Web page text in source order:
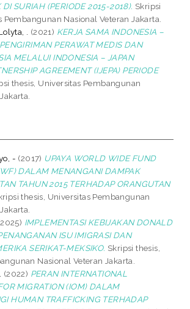
SURIAH (PERIODE 2015-2018). Skripsi
Pembangunan Nasional Veteran Jakarta.
.
(2021) KERJA SAMA INDONESIA –
PERAWAT MEDIS DAN
MELALUI INDONESIA – JAPAN
AGREEMENT (IJEPA) PERIODE
thesis, Universitas Pembangunan
- (2017) UPAYA WORLD WIDE FUND
DALAM MENANGANI DAMPAK
TAHUN 2015 TERHADAP ORANGUTAN
thesis, Universitas Pembangunan
IMPLEMENTASI KEBIJAKAN DONALD
ISU IMIGRASI DAN
SERIKAT-MEKSIKO. Skripsi thesis,
Nasional Veteran Jakarta.
(2022) PERAN INTERNATIONAL
MIGRATION (IOM) DALAM
HUMAN TRAFFICKING TERHADAP